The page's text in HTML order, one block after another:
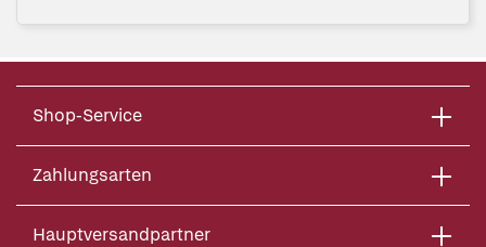
Shop-Service
Zahlungsarten
Hauptversandpartner